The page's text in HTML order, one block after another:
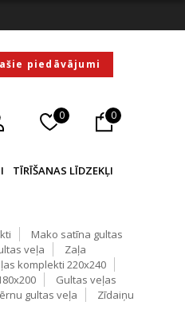
piedāvājumi
0 0
TĪRĪŠANAS LĪDZEKĻI
Mako satīna gultas
veļa
Zaļa
komplekti 220x240
Gultas veļas
gultas veļa
Zīdaiņu